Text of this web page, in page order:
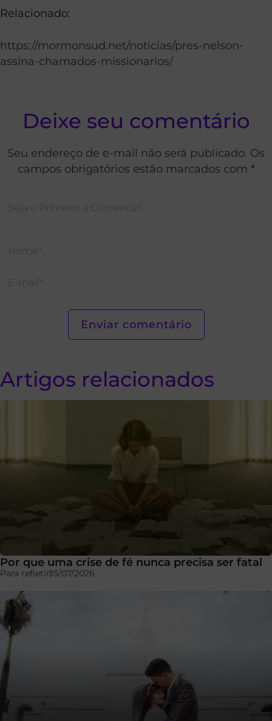
Relacionado:
https://mormonsud.net/noticias/pres-nelson-
assina-chamados-missionarios/
Deixe seu comentário
Seu endereço de e-mail não será publicado. Os
campos obrigatórios estão marcados com *
Artigos relacionados
Por que uma crise de fé nunca precisa ser fatal
Para refletir15/07/2026